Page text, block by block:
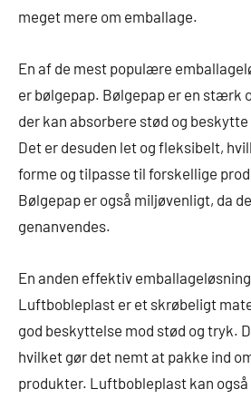
meget mere om emballage.
En af de mest populære
er bølgepap. Bølgepap er en stærk
der kan absorbere stød og
Det er desuden let og fleksibelt,
forme og tilpasse til forskellige
Bølgepap er også miljøvenligt, da
genanvendes.
En anden effektiv
Luftbobleplast er et skrøbeligt
god beskyttelse mod stød og tryk.
hvilket gør det nemt at pakke ind
produkter. Luftbobleplast kan også